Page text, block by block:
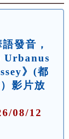
發音，
Urbanus
》(都
影片放
08/12